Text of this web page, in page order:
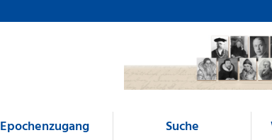
Epochenzugang Suche